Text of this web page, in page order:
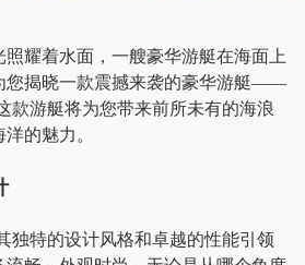
耀着水面，一艘豪华游艇在海面上
揭晓一款震撼来袭的豪华游艇——
款游艇将为您带来前所未有的海浪
的魅力。
独特的设计风格和卓越的性能引领